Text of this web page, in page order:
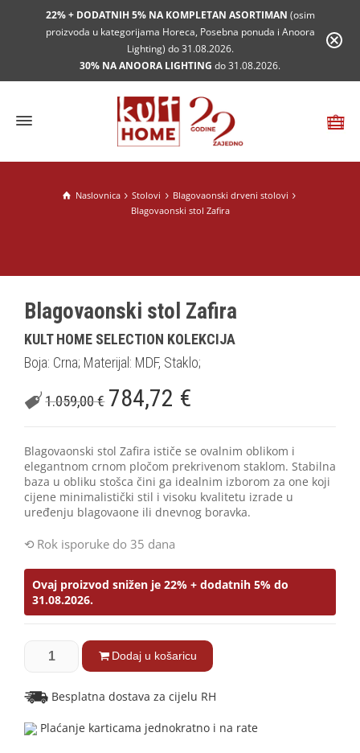
22% + DODATNIH 5% NA KOMPLETAN ASORTIMAN (osim
proizvoda u kategorijama Horeca, Posebna ponuda i Anoora
Lighting) do 31.08.2026.
30% NA ANOORA LIGHTING do 31.08.2026.
Naslovnica Stolovi
Blagovaonski drveni stolovi
Blagovaonski stol Zafira
Blagovaonski stol Zafira
KULT HOME SELECTION KOLEKCIJA
Boja: Crna; Materijal: MDF, Staklo;
1.059,00€ 784,72 €
Blagovaonski stol Zafira ističe se ovalnim oblikom i
elegantnom crnom pločom prekrivenom staklom. Stabilna
baza u obliku stošca čini ga idealnim izborom za one koji
cijene minimalistički stil i visoku kvalitetu izrade u
uređenju blagovaone ili dnevnog boravka.
Rok isporuke do 35 dana
Ovaj proizvod snižen je 22% + dodatnih 5% do
31.08.2026.
Dodaj u košaricu
Besplatna dostava za cijelu RH
Plaćanje karticama jednokratno i na rate